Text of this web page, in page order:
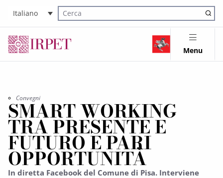
Italiano
Cerca nel sito
Menu
Convegni
SMART WORKING
TRA PRESENTE E
FUTURO E PARI
OPPORTUNITÀ
In diretta Facebook del Comune di Pisa. Interviene